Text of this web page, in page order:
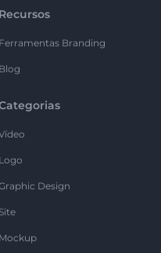
Recursos
Ferramentas Branding
Blog
Logo
Design
Site
Mockup